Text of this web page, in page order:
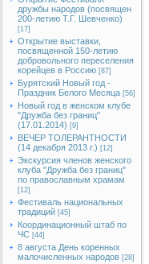
дружбы народов (посвящен
200-летию Т.Г. Шевченко)
[17]
Открытие выставки,
посвященной 150-летию
добровольного переселения
корейцев в Россию [87]
Бурятский Новый год -
Праздник Белого Месяца [56]
Новый год в женском клубе
"Дружба без границ"
(17.01.2014) [9]
ВЕЧЕР ТОЛЕРАНТНОСТИ
(14 декабря 2013 г.) [12]
Экскурсия членов женского
клуба "Дружба без границ"
по православным храмам
[12]
Фестиваль национальных
традиций [45]
Координационный штаб по
ЧС [44]
8 августа День коренных
малочисленных народов [28]